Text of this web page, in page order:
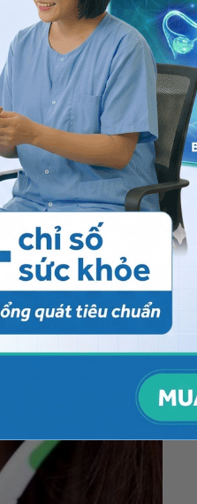
nên dùng bàn chải
sạch. Đối với những
khoảng 20 – 25 cm,
xuống để làm sạch kẽ